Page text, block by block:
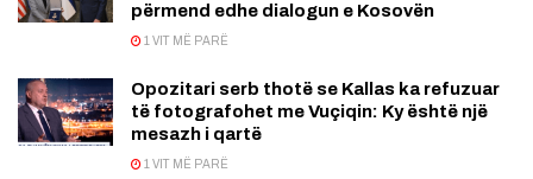
përmend edhe dialogun e Kosovën
1 VIT MË PARË
Opozitari serb thotë se Kallas ka refuzuar
të fotografohet me Vuçiqin: Ky është një
mesazh i qartë
1 VIT MË PARË